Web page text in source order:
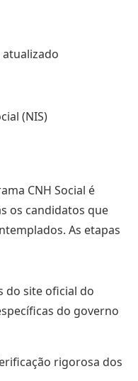
(NIS)
CNH Social é
os candidatos que
As etapas
do site oficial do
do governo
rigorosa dos